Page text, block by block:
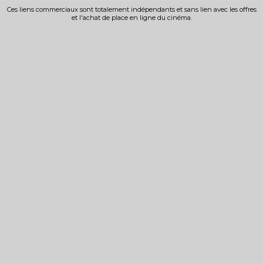
Ces liens commerciaux sont totalement indépendants et sans lien avec les offres
et l'achat de place en ligne du cinéma.